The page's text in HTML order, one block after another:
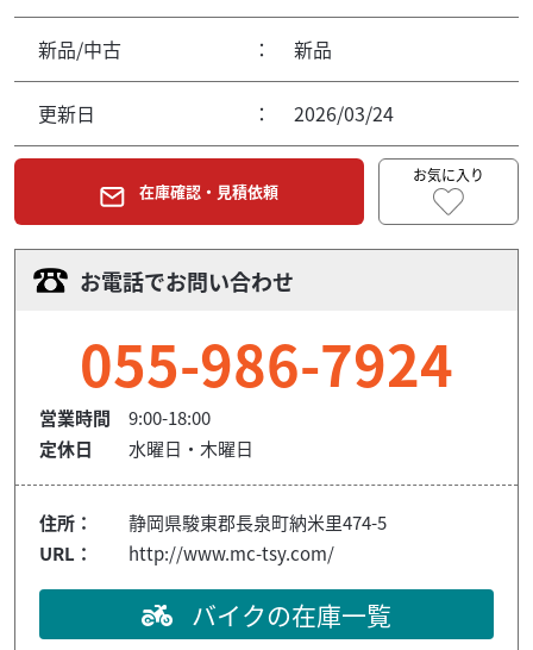
新品/中古 ： 新品
更新日 ： 2026/03/24
在庫確認・見積依頼
お気に入り
お電話でお問い合わせ
055-986-7924
営業時間
9:00-18:00
定休日
水曜日・木曜日
住所：
静岡県駿東郡長泉町納米里474-5
URL：
http://www.mc-tsy.com/
バイクの在庫一覧